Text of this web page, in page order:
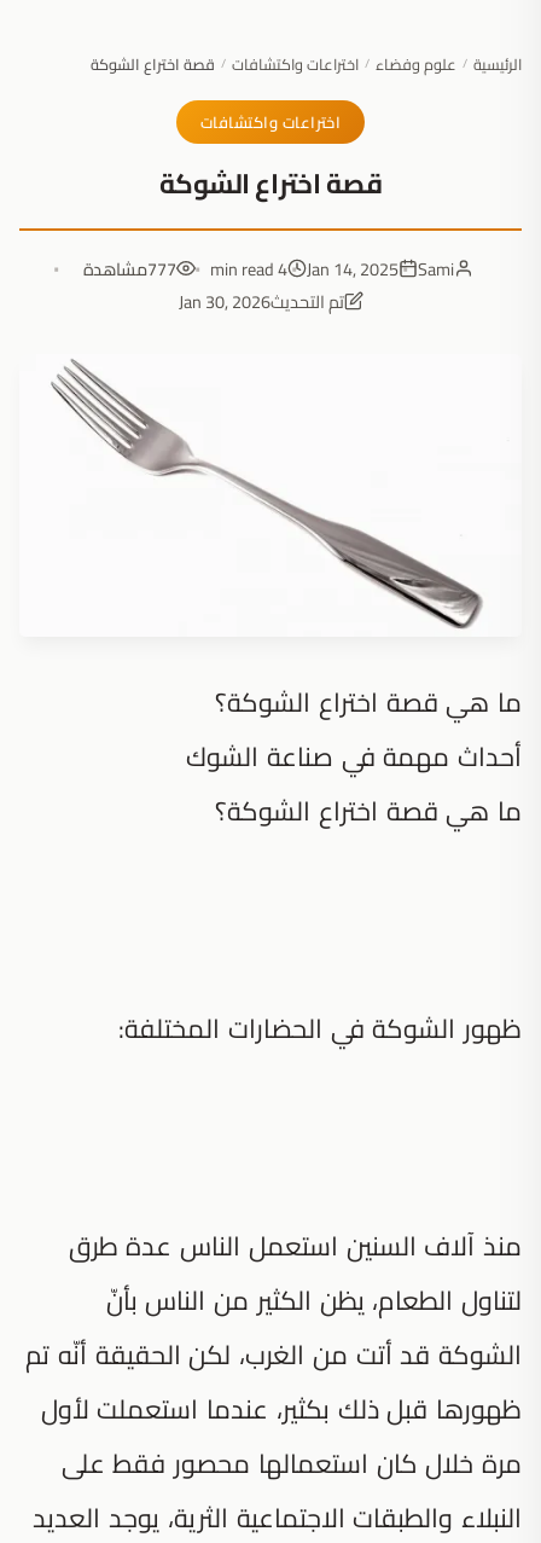
الرئيسية / علوم وفضاء / اختراعات واكتشافات / قصة اختراع الشوكة
اختراعات واكتشافات
قصة اختراع الشوكة
Sami
Jan 14, 2025
4 min read
777مشاهدة
تم التحديثJan 30, 2026
ما هي قصة اختراع الشوكة؟
أحداث مهمة في صناعة الشوك
ما هي قصة اختراع الشوكة؟
ظهور الشوكة في الحضارات المختلفة:
منذ آلاف السنين استعمل الناس عدة طرق
لتناول الطعام، يظن الكثير من الناس بأنّ
الشوكة قد أتت من الغرب، لكن الحقيقة أنّه تم
ظهورها قبل ذلك بكثير، عندما استعملت لأول
مرة خلال كان استعمالها محصور فقط على
النبلاء والطبقات الاجتماعية الثرية، يوجد العديد